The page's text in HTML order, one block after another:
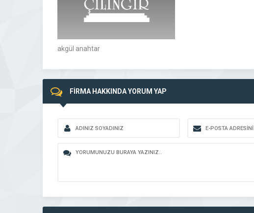
akgül anahtar
FİRMA HAKKINDA YORUM YAP